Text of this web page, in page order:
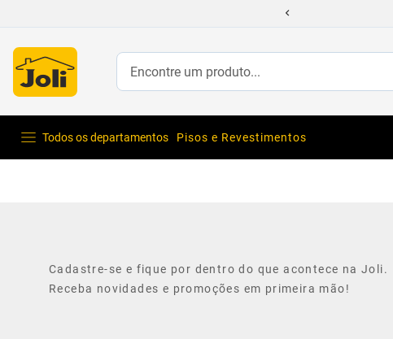
Encontre um produto...
Todos os departamentos Pisos e Revestimentos
Cadastre-se e fique por dentro do que acontece na Joli.
Receba novidades e promoções em primeira mão!